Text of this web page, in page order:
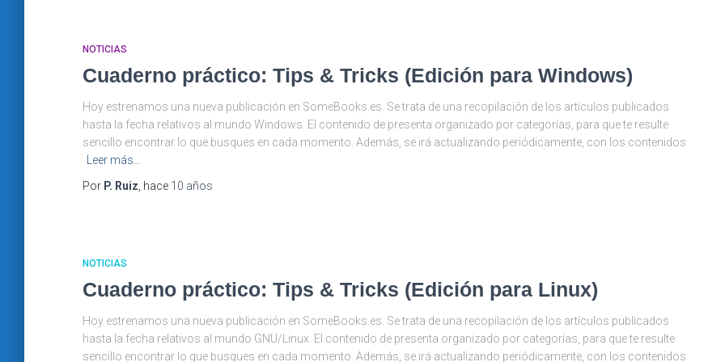
NOTICIAS
Cuaderno práctico: Tips & Tricks (Edición para Windows)
Hoy estrenamos una nueva publicación en SomeBooks.es. Se trata de una recopilación de los artículos publicados
hasta la fecha relativos al mundo Windows. El contenido de presenta organizado por categorías, para que te resulte
sencillo encontrar lo que busques en cada momento. Además, se irá actualizando periódicamente, con los contenidos
Leer más…
Por P. Ruiz , hace 10 años
NOTICIAS
Cuaderno práctico: Tips & Tricks (Edición para Linux)
Hoy estrenamos una nueva publicación en SomeBooks.es. Se trata de una recopilación de los artículos publicados
hasta la fecha relativos al mundo GNU/Linux. El contenido de presenta organizado por categorías, para que te resulte
sencillo encontrar lo que busques en cada momento. Además, se irá actualizando periódicamente, con los contenidos